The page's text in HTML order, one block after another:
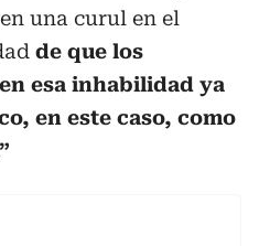
una curul en el
de que los
esa inhabilidad ya
en este caso, como